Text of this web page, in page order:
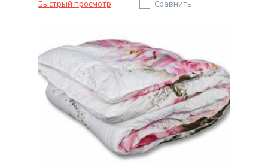
Быстрый просмотр Сравнить